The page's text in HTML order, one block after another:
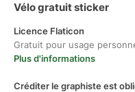
Vélo gratuit sticker
Licence Flaticon
Gratuit pour usage
Plus d'informations
Créditer le graphiste est